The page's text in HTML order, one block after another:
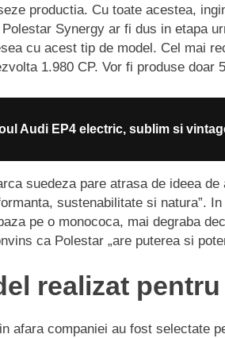
productia. Cu toate acestea,
Synergy ar fi dus in etapa
cu acest tip de model. Cel mai
1.980 CP. Vor fi produse doar
Audi EP4 electric, sublim si
suedeza pare atrasa de ideea
sustenabilitate si natura”.
pe o monococa, mai degraba
ca Polestar „are puterea si
realizat
afara companiei au fost selectate